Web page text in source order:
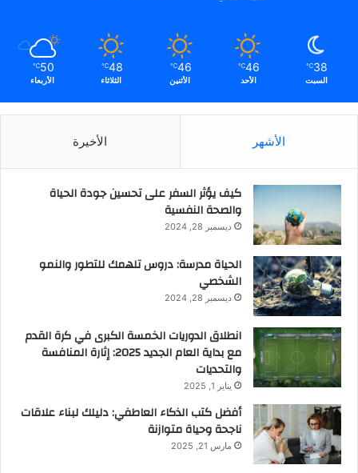
38
℃
السبت
46
℃
الأحد
46
℃
الأثنين
48
℃
الثلاثاء
50
℃
الأربعاء
الأشهر الأخيرة
كيف يؤثر السفر على تحسين جودة الحياة
والصحة النفسية
ديسمبر 28, 2024
الحياة مدرسة: دروس تلهمك للتطور والنمو
الشخصي
ديسمبر 28, 2024
انطلاق الدوريات الخمسة الكبرى في كرة القدم
مع بداية العام الجديد 2025: إثارة المنافسة
والتحديات
يناير 1, 2025
أفضل كتب الذكاء العاطفي: دليلك لبناء علاقات
ناجحة وحياة متوازنة
مارس 21, 2025